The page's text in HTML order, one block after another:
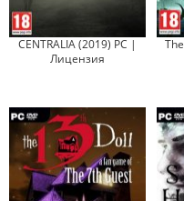
CENTRALIA (2019) PC |
Лицензия